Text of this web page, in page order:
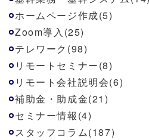
ホームページ作成(5)
Zoom導入(25)
テレワーク(98)
リモートセミナー(8)
リモート会社説明会(6)
補助金・助成金(21)
セミナー情報(4)
スタッフコラム(187)